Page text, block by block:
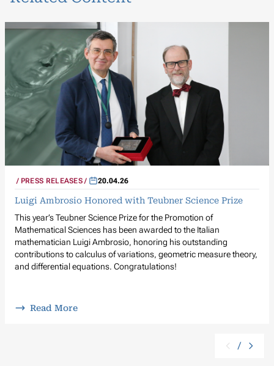
PRESS RELEASES 20.04.26
Luigi Ambrosio Honored with Teubner Science Prize
This year’s Teubner Science Prize for the Promotion of
Mathematical Sciences has been awarded to the Italian
mathematician Luigi Ambrosio, honoring his outstanding
contributions to calculus of variations, geometric measure theory,
and differential equations. Congratulations!
Read More
/